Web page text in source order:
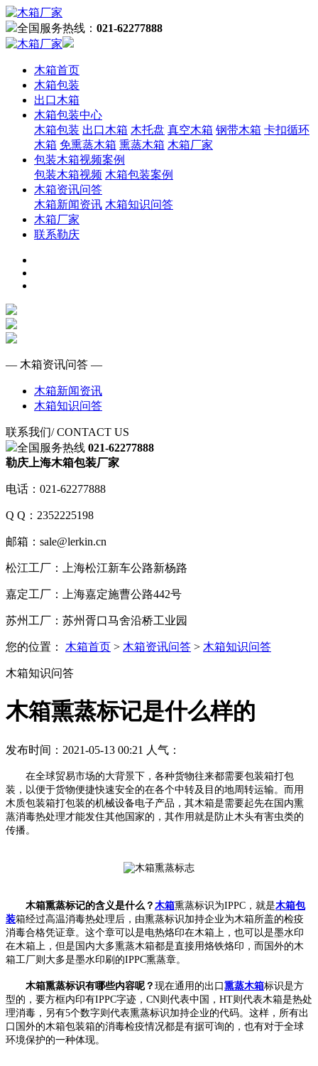
全国服务热线： 021-62277888
木箱首页
木箱包装
出口木箱
木箱包装中心
木箱包装 出口木箱 木托盘 真空木箱 钢带木箱 卡扣循环
木箱 免熏蒸木箱 熏蒸木箱 木箱厂家
包装木箱视频案例
包装木箱视频 木箱包装案例
木箱资讯问答
木箱新闻资讯 木箱知识问答
木箱厂家
联系勒庆
— 木箱资讯问答 —
木箱新闻资讯
木箱知识问答
联系我们/ CONTACT US
全国服务热线 021-62277888
勒庆上海木箱包装厂家
电话：021-62277888
Q Q：2352225198
邮箱：sale@lerkin.cn
松江工厂：上海松江新车公路新杨路
嘉定工厂：上海嘉定施曹公路442号
苏州工厂：苏州胥口马舍沿桥工业园
您的位置： 木箱首页 > 木箱资讯问答 > 木箱知识问答
木箱知识问答
木箱熏蒸标记是什么样的
发布时间：2021-05-13 00:21 人气：
在全球贸易市场的大背景下，各种货物往来都需要包装箱打包
装，以便于货物便捷快速安全的在各个中转及目的地周转运输。而用
木质包装箱打包装的机械设备电子产品，其木箱是需要起先在国内熏
蒸消毒热处理才能发住其他国家的，其作用就是防止木头有害虫类的
传播。
木箱熏蒸标记的含义是什么？ 木箱熏蒸标识为IPPC，就是木箱包
装箱经过高温消毒热处理后，由熏蒸标识加持企业为木箱所盖的检疫
消毒合格凭证章。这个章可以是电热烙印在木箱上，也可以是墨水印
在木箱上，但是国内大多熏蒸木箱都是直接用烙铁烙印，而国外的木
箱工厂则大多是墨水印刷的IPPC熏蒸章。
木箱熏蒸标识有哪些内容呢？ 现在通用的出口 熏蒸木箱标识是方
型的，要方框内印有IPPC字迹，CN则代表中国，HT则代表木箱是热处
理消毒，另有5个数字则代表熏蒸标识加持企业的代码。这样，所有出
口国外的木箱包装箱的消毒检疫情况都是有据可询的，也有对于全球
环境保护的一种体现。